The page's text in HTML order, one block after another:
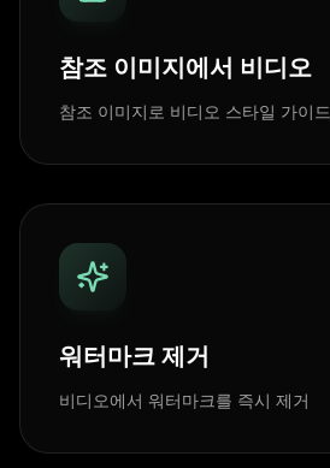
참조 이미지에서 비디오
참조 이미지로 비디오 스타일 가이드
워터마크 제거
비디오에서 워터마크를 즉시 제거